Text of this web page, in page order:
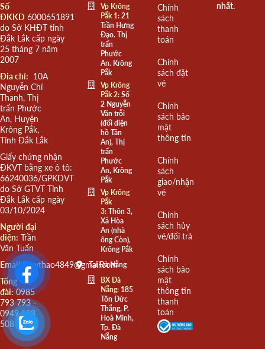
Số
ĐKKD 6000651891
do Sở KHĐT tỉnh
Đắk Lắk cấp ngày
25 tháng 7 năm
2007
Đia chỉ: 10A
Nguyễn Chí
Thanh, Thị
trấn Phước
An, Huyện
Krông Pắk,
Tỉnh Đắk Lắk
Giấy chứng nhận
ĐKVT bằng xe ô tô:
66240036/GPKDVT
do Sở GTVT Tỉnh
Đắk Lắk cấp ngày
03/10/2024
Người đại
diện: Trần
Văn Tuấn
Email: quythao4849@gmail.com
Tổng
đài:0985
793 793 -
0949 508
508
Vp Krông
Pắk 1:21
Trần Hưng
Đạo. Thị
trấn
Phước
An. Krông
Pắk
Vp Krông
Pắk 2:Số
2 Nguyễn
Văn trỗi
(đối diện
hồ Tân
An), Thị
trấn
Phước
An, Krông
Pắk
Vp Krông
Pắk
3:Thôn 3,
Xã Hòa
An (nhà
ông Còn),
Krông Pắk
Tại Đà Nẵng
BX Đà
Nẵng:185
Tôn Đức
Thắng, P.
Hoà Minh,
Tp. Đà
Nẵng
Chính
sách
thanh
toán
Chính
sách đặt
vé
Chính
sách bảo
mật
thông tin
Chính
sách
giao/nhận
vé
Chính
sách hủy
vé/đổi trả
Chính
sách bảo
mật
thông tin
thanh
toán
nhất.